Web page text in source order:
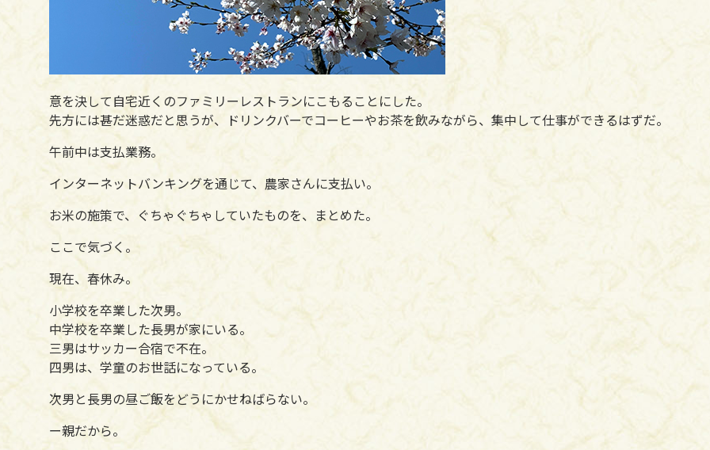
意を決して自宅近くのファミリーレストランにこもることにした。
先方には甚だ迷惑だと思うが、ドリンクバーでコーヒーやお茶を飲みながら、集中して仕事ができるはずだ。
午前中は支払業務。
インターネットバンキングを通じて、農家さんに支払い。
お米の施策で、ぐちゃぐちゃしていたものを、まとめた。
ここで気づく。
現在、春休み。
小学校を卒業した次男。
中学校を卒業した長男が家にいる。
三男はサッカー合宿で不在。
四男は、学童のお世話になっている。
次男と長男の昼ご飯をどうにかせねばらない。
ー親だから。